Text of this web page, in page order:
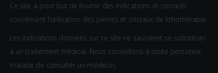
Ce site a pour but de fournir des indications et conseils
concernant l’utilisation des pierres et cristaux de lithothérapie.
Les indications données sur ce site ne sauraient se substituer
à un traitement médical. Nous conseillons à toute personne
malade de consulter un médecin.